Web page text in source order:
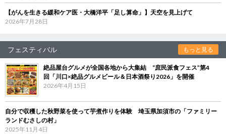
【がんを生きる緩和ケア医・大橋洋平「足し算命」】天空を見上げて
2026年7月28日
フェスティバル もっと見る
絶品屋台グルメが全国各地から大集結 “庶民派食フェス”第4
回「川口×絶品グルメビール＆日本酒祭り2026」を開催
2026年4月15日
自分で収穫した秋野菜を使って芋煮作りを体験 埼玉県加須市の「ファミリー
ランドむさしの村」
2025年11月4日